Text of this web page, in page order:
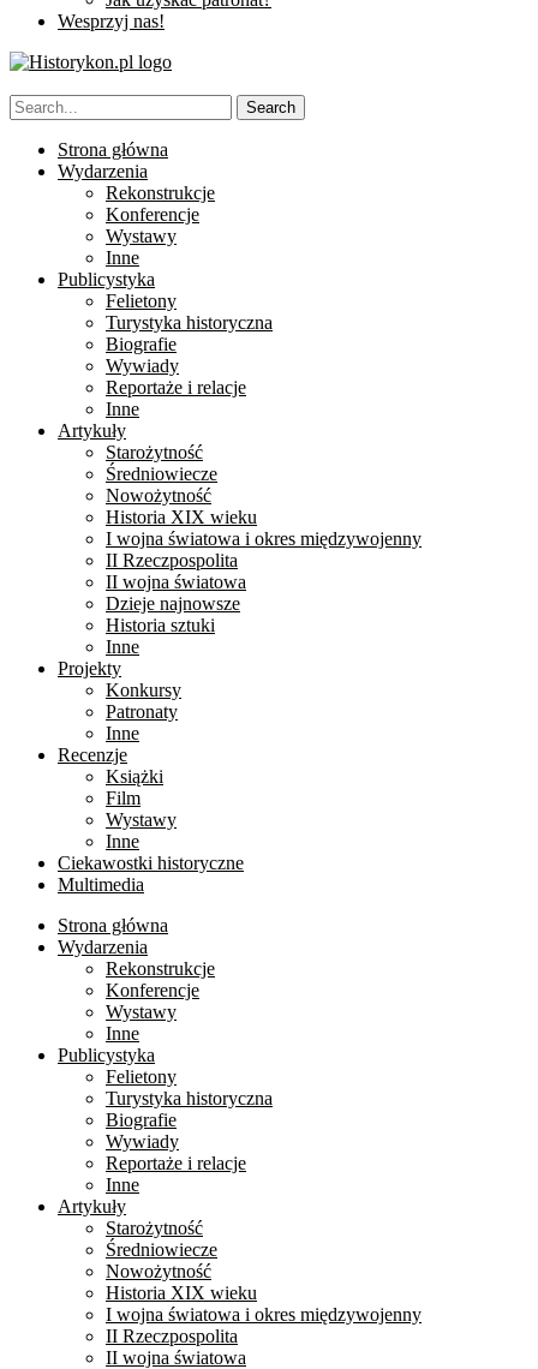
Wesprzyj nas!
Strona główna
Wydarzenia
Rekonstrukcje
Konferencje
Wystawy
Inne
Publicystyka
Felietony
Turystyka historyczna
Biografie
Wywiady
Reportaże i relacje
Inne
Artykuły
Starożytność
Średniowiecze
Nowożytność
Historia XIX wieku
I wojna światowa i okres międzywojenny
II Rzeczpospolita
II wojna światowa
Dzieje najnowsze
Historia sztuki
Inne
Projekty
Konkursy
Patronaty
Inne
Recenzje
Książki
Film
Wystawy
Inne
Ciekawostki historyczne
Multimedia
Strona główna
Wydarzenia
Rekonstrukcje
Konferencje
Wystawy
Inne
Publicystyka
Felietony
Turystyka historyczna
Biografie
Wywiady
Reportaże i relacje
Inne
Artykuły
Starożytność
Średniowiecze
Nowożytność
Historia XIX wieku
I wojna światowa i okres międzywojenny
II Rzeczpospolita
II wojna światowa